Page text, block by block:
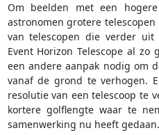
Om beelden met een
astronomen grotere
van telescopen die verder
Event Horizon Telescope al
een andere aanpak nodig om
vanaf de grond te verhogen.
resolutie van een telescoop te
kortere golflengte waar te
samenwerking nu heeft gedaan.